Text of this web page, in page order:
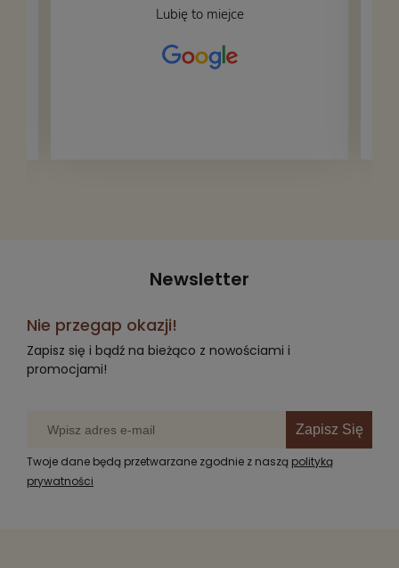
Lubię to miejce
Newsletter
Nie przegap okazji!
Zapisz się i bądź na bieżąco z nowościami i
promocjami!
Zapisz Się
Twoje dane będą przetwarzane zgodnie z naszą polityką
prywatności